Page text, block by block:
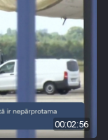
00:02:56